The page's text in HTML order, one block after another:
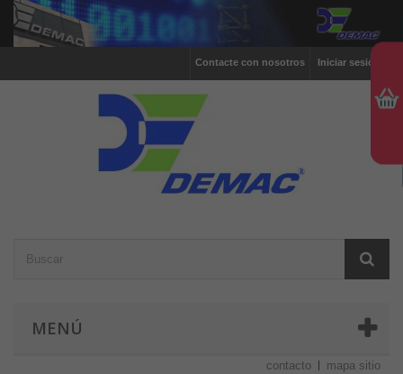
Iniciar sesión
Contacte con nosotros
MENÚ
contacto mapa sitio